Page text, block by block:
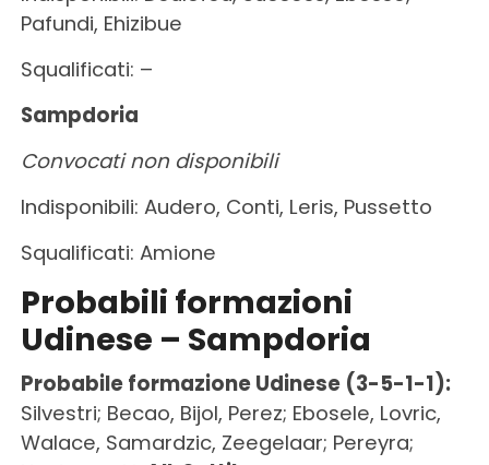
Pafundi, Ehizibue
Squalificati: –
Sampdoria
Convocati non disponibili
Indisponibili: Audero, Conti, Leris, Pussetto
Squalificati: Amione
Probabili formazioni
Udinese – Sampdoria
Probabile formazione Udinese (3-5-1-1):
Silvestri; Becao, Bijol, Perez; Ebosele, Lovric,
Walace, Samardzic, Zeegelaar; Pereyra;